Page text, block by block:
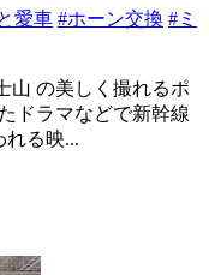
愛車 #ホーン交換 #ミ
山 の美しく撮れるポ
ドラマなどで新幹線
れる映...